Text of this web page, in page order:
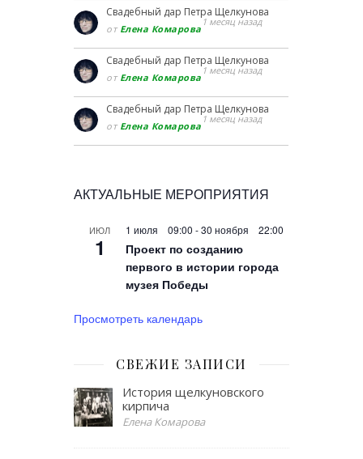
Свадебный дар Петра Щелкунова
от Елена Комарова
1 месяц назад
Свадебный дар Петра Щелкунова
от Елена Комарова
1 месяц назад
Свадебный дар Петра Щелкунова
от Елена Комарова
1 месяц назад
АКТУАЛЬНЫЕ МЕРОПРИЯТИЯ
ИЮЛ
1
1 июля 09:00 -30 ноября 22:00
Проект по созданию
первого в истории города
музея Победы
Просмотреть календарь
СВЕЖИЕ ЗАПИСИ
История щелкуновского
кирпича
Елена Комарова